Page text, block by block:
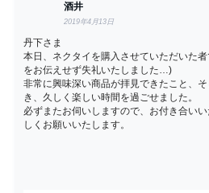
酒井
2019年4月13日
丹下さま
本日、ネクタイを購入させていただいた
をお伝えせず失礼いたしました…)
非常に興味深い商品が拝見できたこと、
き、久しく楽しい時間を過ごせました。
必ずまたお伺いしますので、お付き合い
しくお願いいたします。